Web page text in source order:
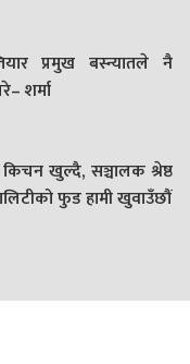
प्रमुख बस्न्यातले नै
शर्मा
किचन खुल्दै, सञ्चालक श्रेष्ठ
फुड हामी खुवाउँछौं